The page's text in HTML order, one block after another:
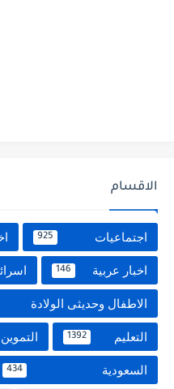
الاقسام
اجتماعيات 925
اخبار عربية 146
الاطفال وحديثى الولادة
التعليم 1392 التموين
السعودية 434